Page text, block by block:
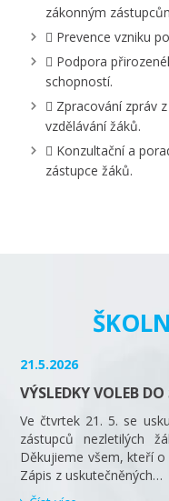
zákonným
 Prevence vzniku
 Podpora
schopností.
 Zpracování zpráv
vzdělávání žáků.
 Konzultační a
zástupce žáků.
21.5.2026
VÝSLEDKY VOLEB
Ve čtvrtek 21. 5. se
zástupců nezletilých
Děkujieme všem, kteří
Zápis z uskutečněných…